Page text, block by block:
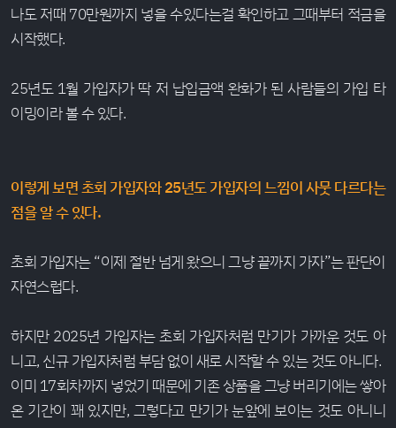
나도 저때 70만원까지 넣을 수있다는걸 확인하고 그때부터 적금을
시작했다.
25년도 1월 가입자가 딱 저 납입금액 완화가 된 사람들의 가입 타
이밍이라 볼 수 있다.
이렇게 보면 초회 가입자와 25년도 가입자의 느낌이 사뭇 다르다는
점을 알 수 있다.
초회 가입자는 “이제 절반 넘게 왔으니 그냥 끝까지 가자”는 판단이
자연스럽다.
하지만 2025년 가입자는 초회 가입자처럼 만기가 가까운 것도 아
니고, 신규 가입자처럼 부담 없이 새로 시작할 수 있는 것도 아니다.
이미 17회차까지 넣었기 때문에 기존 상품을 그냥 버리기에는 쌓아
온 기간이 꽤 있지만, 그렇다고 만기가 눈앞에 보이는 것도 아니니